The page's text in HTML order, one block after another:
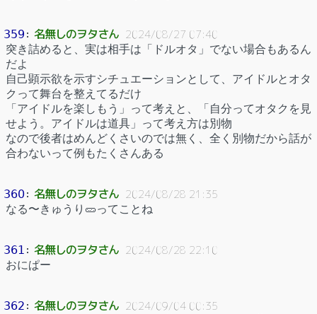
359 ： 名無しのヲタさん 2024/08/27 07:40
突き詰めると、実は相手は「ドルオタ」でない場合もあるん
だよ
自己顕示欲を示すシチュエーションとして、アイドルとオタ
クって舞台を整えてるだけ
「アイドルを楽しもう」って考えと、「自分ってオタクを見
せよう。アイドルは道具」って考え方は別物
なので後者はめんどくさいのでは無く、全く別物だから話が
合わないって例もたくさんある
360： 名無しのヲタさん 2024/08/28 21:35
なる〜きゅうり🥒ってことね
361 ： 名無しのヲタさん 2024/08/28 22:10
おにぱー
362 ： 名無しのヲタさん 2024/09/04 00:35